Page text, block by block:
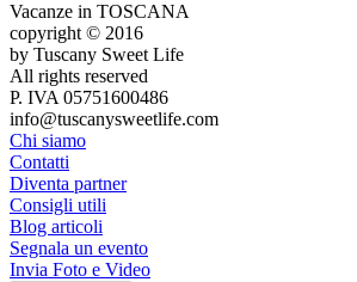
Vacanze in TOSCANA
copyright © 2016
by Tuscany Sweet Life
All rights reserved
P. IVA 05751600486
info@tuscanysweetlife.com
Chi siamo
Contatti
Diventa partner
Consigli utili
Blog articoli
Segnala un evento
Invia Foto e Video